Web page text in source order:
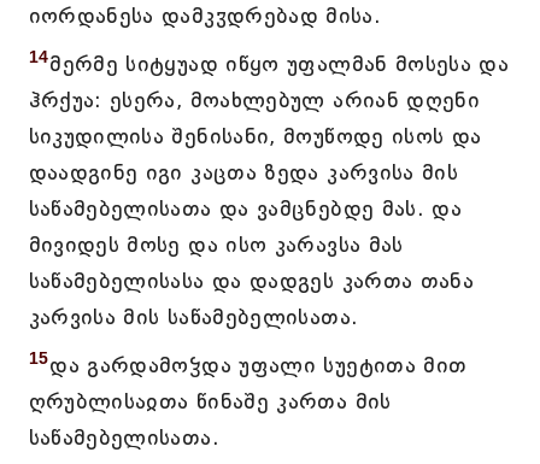
იორდანესა დამკჳდრებად მისა.
14მერმე სიტყუად იწყო უფალმან მოსესა და
ჰრქუა: ესერა, მოახლებულ არიან დღენი
სიკუდილისა შენისანი, მოუწოდე ისოს და
დაადგინე იგი კაცთა ზედა კარვისა მის
საწამებელისათა და ვამცნებდე მას. და
მივიდეს მოსე და ისო კარავსა მას
საწამებელისასა და დადგეს კართა თანა
კარვისა მის საწამებელისათა.
15და გარდამოჴდა უფალი სუეტითა მით
ღრუბლისაჲთა წინაშე კართა მის
საწამებელისათა.